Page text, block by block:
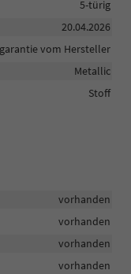
5-türig
20.04.2026
vom Hersteller
Metallic
Stoff
vorhanden
vorhanden
vorhanden
vorhanden